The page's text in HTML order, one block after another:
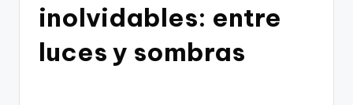
inolvidables: entre
luces y sombras